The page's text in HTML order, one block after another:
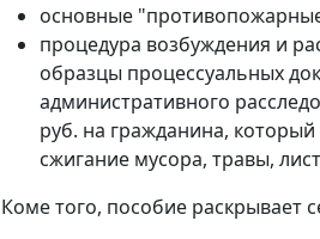
основные
процедура возбуждения и
образцы процессуальных
административного
руб. на гражданина,
сжигание мусора, травы,
Коме того, пособие раскрывает